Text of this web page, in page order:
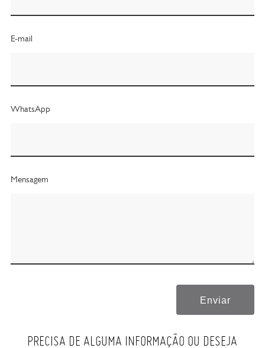
E-mail
WhatsApp
Mensagem
Enviar
PRECISA DE ALGUMA INFORMAÇÃO OU DESEJA